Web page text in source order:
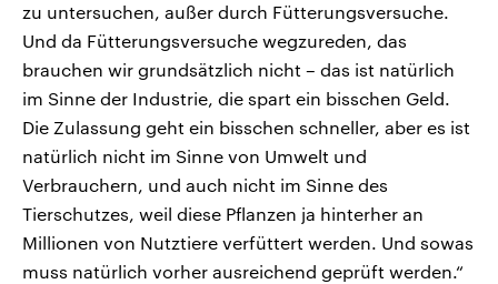
zu untersuchen, außer durch Fütterungsversuche.
Und da Fütterungsversuche wegzureden, das
brauchen wir grundsätzlich nicht – das ist natürlich
im Sinne der Industrie, die spart ein bisschen Geld.
Die Zulassung geht ein bisschen schneller, aber es ist
natürlich nicht im Sinne von Umwelt und
Verbrauchern, und auch nicht im Sinne des
Tierschutzes, weil diese Pflanzen ja hinterher an
Millionen von Nutztiere verfüttert werden. Und sowas
muss natürlich vorher ausreichend geprüft werden.“